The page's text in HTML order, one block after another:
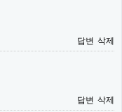
답변 삭제
답변 삭제